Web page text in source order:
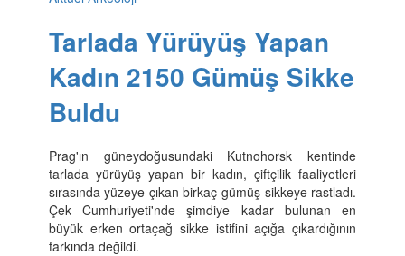
Tarlada Yürüyüş Yapan
Kadın 2150 Gümüş Sikke
Buldu
Prag'ın güneydoğusundaki Kutnohorsk kentinde
tarlada yürüyüş yapan bir kadın, çiftçilik faaliyetleri
sırasında yüzeye çıkan birkaç gümüş sikkeye rastladı.
Çek Cumhuriyeti'nde şimdiye kadar bulunan en
büyük erken ortaçağ sikke istifini açığa çıkardığının
farkında değildi.